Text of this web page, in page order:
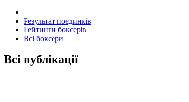
Результат поєдинків
Рейтинги боксерів
Всі боксери
Всі публікації